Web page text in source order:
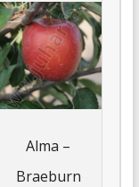
Alma –
Braeburn